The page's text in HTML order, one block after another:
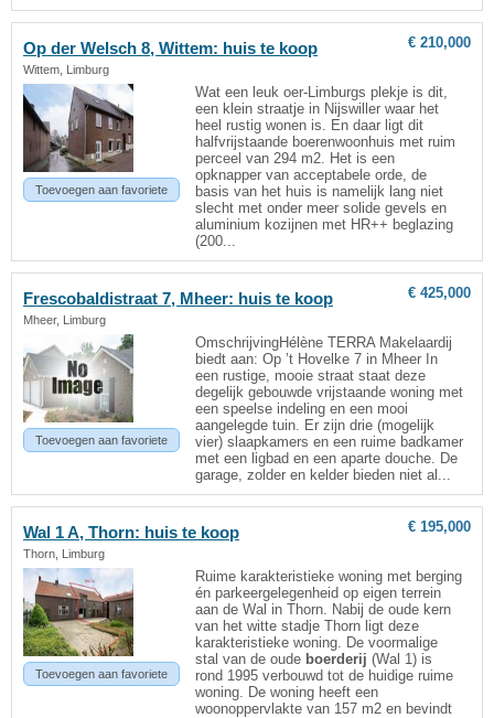
Op der Welsch 8, Wittem: huis te koop
Wittem, Limburg
€ 210,000
Toevoegen aan favoriete
Wat een leuk oer-Limburgs plekje is dit,
een klein straatje in Nijswiller waar het
heel rustig wonen is. En daar ligt dit
halfvrijstaande boerenwoonhuis met ruim
perceel van 294 m2. Het is een
opknapper van acceptabele orde, de
basis van het huis is namelijk lang niet
slecht met onder meer solide gevels en
aluminium kozijnen met HR++ beglazing
(200...
Frescobaldistraat 7, Mheer: huis te koop
Mheer, Limburg
€ 425,000
Toevoegen aan favoriete
OmschrijvingHélène TERRA Makelaardij
biedt aan: Op ’t Hovelke 7 in Mheer In
een rustige, mooie straat staat deze
degelijk gebouwde vrijstaande woning met
een speelse indeling en een mooi
aangelegde tuin. Er zijn drie (mogelijk
vier) slaapkamers en een ruime badkamer
met een ligbad en een aparte douche. De
garage, zolder en kelder bieden niet al...
Wal 1 A, Thorn: huis te koop
Thorn, Limburg
€ 195,000
Toevoegen aan favoriete
Ruime karakteristieke woning met berging
én parkeergelegenheid op eigen terrein
aan de Wal in Thorn. Nabij de oude kern
van het witte stadje Thorn ligt deze
karakteristieke woning. De voormalige
stal van de oude boerderij (Wal 1) is
rond 1995 verbouwd tot de huidige ruime
woning. De woning heeft een
woonoppervlakte van 157 m2 en bevindt